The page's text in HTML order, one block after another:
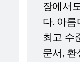
장에서
다. 아름
최고 수
문서,